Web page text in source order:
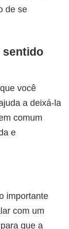
de se
sentido
você
a deixá-la
comum
e
importante
com um
que a